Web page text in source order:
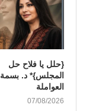
{حلل يا فلاح حل
المجلس}* د. بسمة
العواملة
07/08/2026